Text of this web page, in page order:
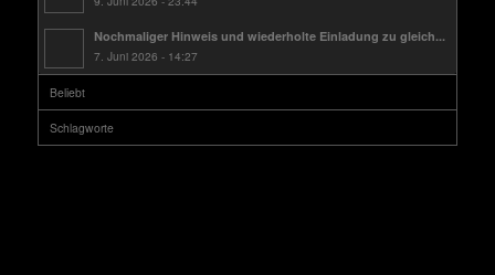
Nochmaliger Hinweis und wiederholte Einladung zu gleich...
7. Juni 2026 - 14:27
Beliebt
Schlagworte